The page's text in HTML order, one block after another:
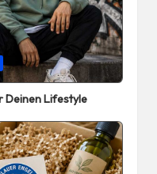
Lifestyle